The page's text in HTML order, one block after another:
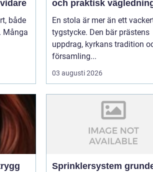
både
Många
och praktisk
En stola är mer än ett
tygstycke. Den bär prästens
uppdrag, kyrkans tradition
församling...
03 augusti 2026
Sprinklersystem grunden i